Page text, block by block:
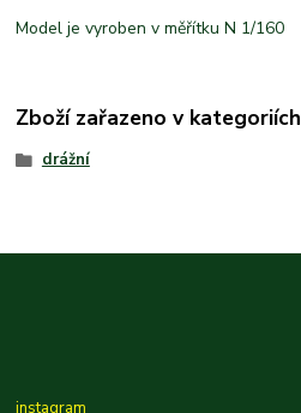
Model je vyroben v měřítku N 1/160
Zboží zařazeno v kategoriích
drážní
instagram